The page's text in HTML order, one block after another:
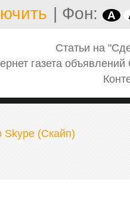
| Фон: A
Статьи на
газета
Skype (Скайп)